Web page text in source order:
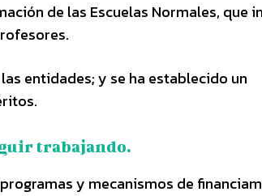
de las Escuelas Normales, que
entidades; y se ha establecido un
trabajando.
y mecanismos de